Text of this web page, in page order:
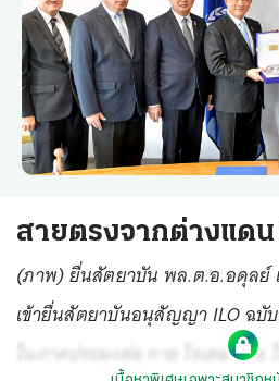
สายตรงจากต่างแด
(ภาพ) ยื่นสัตยาบัน พล.ต.อ.อดุลย์
เข้ายื่นสัตยาบันอนุสัญญา ILO ฉบับ
ในภาคประมงต่อ กาย ไรเตอร์ ผอ